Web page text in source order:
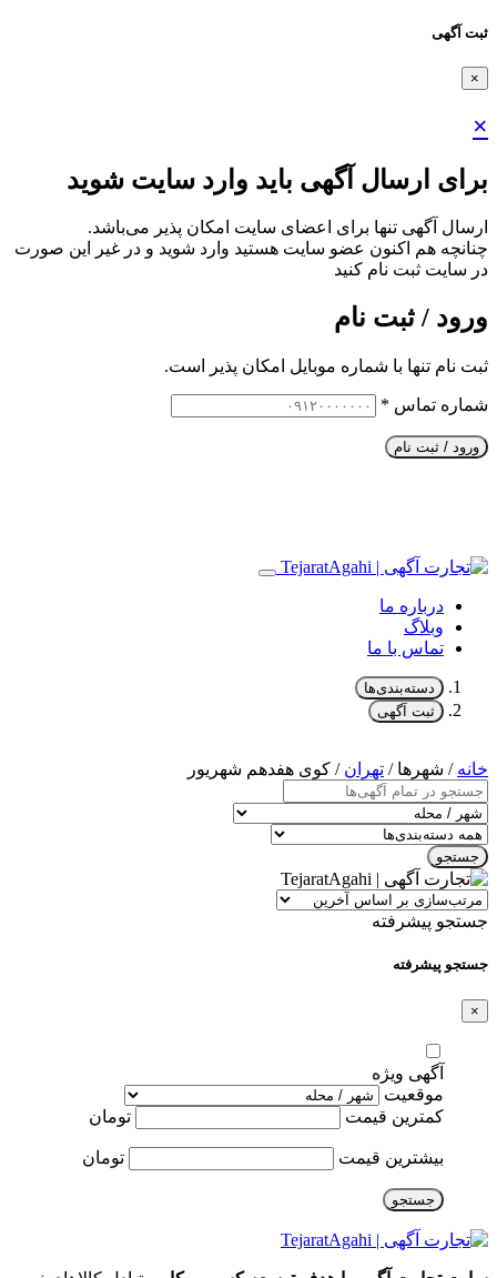
ثبت آگهی
×
×
برای ارسال آگهی باید وارد سایت شوید
ارسال آگهی تنها برای اعضای سایت امکان پذیر می‌باشد.
چنانچه هم‌ اکنون عضو سایت هستید وارد شوید و در غیر این صورت
در سایت ثبت نام کنید
ورود / ثبت نام
ثبت نام تنها با شماره موبایل امکان پذیر است.
شماره تماس *
ورود / ثبت نام
درباره ما
وبلاگ
تماس با ما
دسته‌بندی‌ها
ثبت آگهی
خانه / شهرها / تهران / کوی هفدهم شهریور
جستجو
جستجو پیشرفته
جستجو پیشرفته
×
آگهی ویژه
موقعیت
کمترین قیمت
تومان
بیشترین قیمت تومان
جستجو